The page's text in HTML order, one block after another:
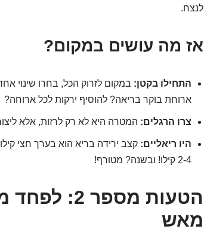
לנצח.
אז מה עושים במקום?
התחילו בקטן: במקום לזרוק הכל, בחרו שינוי
ארוחת בוקר בריאה? להוסיף ירקות לכל ארוחה?
צרו הרגלים: המטרה היא לא רק לרזות, אלא
היו ריאליים: קצב ירידה בריא הוא בערך חצי
2-4 קילו! ובשנה? מטורף!
הטעות
מאש